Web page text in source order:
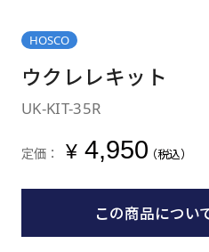
HOSCO
ウクレレキット
UK-KIT-35R
定価： ¥4,950（税込）
この商品につい